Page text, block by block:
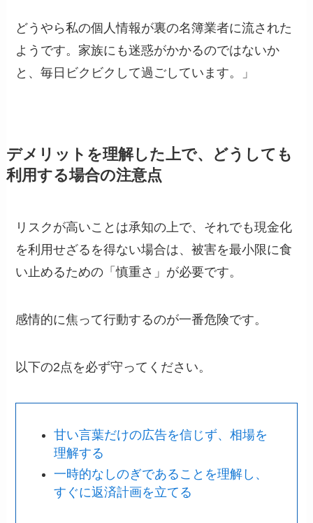
どうやら私の個人情報が裏の名簿業者に流された
ようです。家族にも迷惑がかかるのではないか
と、毎日ビクビクして過ごしています。」
デメリットを理解した上で、どうしても
利用する場合の注意点
リスクが高いことは承知の上で、それでも現金化
を利用せざるを得ない場合は、被害を最小限に食
い止めるための「慎重さ」が必要です。
感情的に焦って行動するのが一番危険です。
以下の2点を必ず守ってください。
甘い言葉だけの広告を信じず、相場を
理解する
一時的なしのぎであることを理解し、
すぐに返済計画を立てる